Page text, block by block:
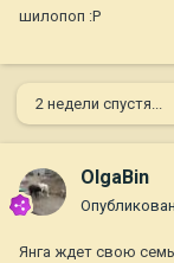
шилопоп :P
2 недели спустя...
OlgaBin
Янга ждет свою